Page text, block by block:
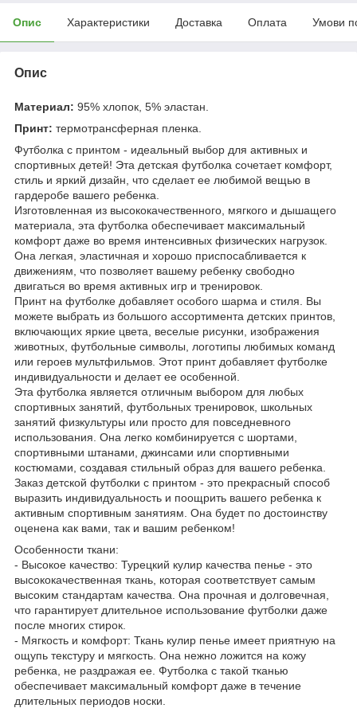
Опис Характеристики Доставка Оплата Умови
Опис
Материал: 95% хлопок, 5% эластан.
Принт: термотрансферная пленка.
Футболка с принтом - идеальный выбор для активных и
спортивных детей! Эта детская футболка сочетает комфорт,
стиль и яркий дизайн, что сделает ее любимой вещью в
гардеробе вашего ребенка.
Изготовленная из высококачественного, мягкого и дышащего
материала, эта футболка обеспечивает максимальный
комфорт даже во время интенсивных физических нагрузок.
Она легкая, эластичная и хорошо приспосабливается к
движениям, что позволяет вашему ребенку свободно
двигаться во время активных игр и тренировок.
Принт на футболке добавляет особого шарма и стиля. Вы
можете выбрать из большого ассортимента детских принтов,
включающих яркие цвета, веселые рисунки, изображения
животных, футбольные символы, логотипы любимых команд
или героев мультфильмов. Этот принт добавляет футболке
индивидуальности и делает ее особенной.
Эта футболка является отличным выбором для любых
спортивных занятий, футбольных тренировок, школьных
занятий физкультуры или просто для повседневного
использования. Она легко комбинируется с шортами,
спортивными штанами, джинсами или спортивными
костюмами, создавая стильный образ для вашего ребенка.
Заказ детской футболки с принтом - это прекрасный способ
выразить индивидуальность и поощрить вашего ребенка к
активным спортивным занятиям. Она будет по достоинству
оценена как вами, так и вашим ребенком!
Особенности ткани:
- Высокое качество: Турецкий кулир качества пенье - это
высококачественная ткань, которая соответствует самым
высоким стандартам качества. Она прочная и долговечная,
что гарантирует длительное использование футболки даже
после многих стирок.
- Мягкость и комфорт: Ткань кулир пенье имеет приятную на
ощупь текстуру и мягкость. Она нежно ложится на кожу
ребенка, не раздражая ее. Футболка с такой тканью
обеспечивает максимальный комфорт даже в течение
длительных периодов носки.